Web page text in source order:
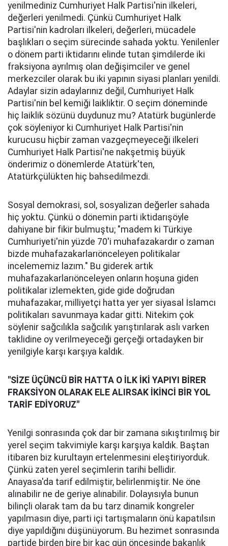
yenilmediniz Cumhuriyet Halk Partisi'nin ilkeleri,
değerleri yenilmedi. Çünkü Cumhuriyet Halk
Partisi'nin kadroları ilkeleri, değerleri, mücadele
başlıkları o seçim sürecinde sahada yoktu. Yenilenler
o dönem parti iktidarını elinde tutan şimdilerde iki
fraksiyona ayrılmış olan değişimciler ve genel
merkezciler olarak bu iki yapının siyasi planları yenildi.
Adaylar sizin adaylarınız değil, Cumhuriyet Halk
Partisi'nin bel kemiği laikliktir. O seçim döneminde
hiç laiklik sözünü duydunuz mu? Atatürk bugünlerde
çok söyleniyor ki Cumhuriyet Halk Partisi'nin
kurucusu hiçbir zaman vazgeçmeyeceği ilkeleri
Cumhuriyet Halk Partisi'ne nakşetmiş büyük
önderimiz o dönemlerde Atatürk'ten,
Atatürkçülükten hiç bahsedilmezdi.
Sosyal demokrasi, sol, sosyalizan değerler sahada
hiç yoktu. Çünkü o dönemin parti iktidarışöyle
dahiyane bir fikir bulmuştu; "madem ki Türkiye
Cumhuriyeti'nin yüzde 70'i muhafazakardır o zaman
bizde muhafazakarlarıönceleyen politikalar
incelememiz lazım." Bu giderek artık
muhafazakarlarıönceleyen onların hoşuna giden
politikalar izlemekten, gide gide doğrudan
muhafazakar, milliyetçi hatta yer yer siyasal İslamcı
politikaları savunmaya kadar gitti. Nitekim çok
söylenir sağcılıkla sağcılık yarıştırılarak aslı varken
taklidine oy verilmeyeceği gerçeği ortadayken bir
yenilgiyle karşı karşıya kaldık.
"SİZE ÜÇÜNCÜ BİR HATTA O İLK İKİ YAPIYI BİRER
FRAKSİYON OLARAK ELE ALIRSAK İKİNCİ BİR YOL
TARİF EDİYORUZ"
Yenilgi sonrasında çok dar bir zamana sıkıştırılmış bir
yerel seçim takvimiyle karşı karşıya kaldık. Baştan
itibaren biz kurultayın ertelenmesini eleştiriyorduk.
Çünkü zaten yerel seçimlerin tarihi bellidir.
Anayasa'da tarif edilmiştir, belirlenmiştir. Ne öne
alınabilir ne de geriye alınabilir. Dolayısıyla bunun
bilinçli olarak tam da bu tarz dinamik kongreler
yapılmasın diye, parti içi tartışmaların önü kapatılsın
diye yapıldığını düşünüyorum. Bu hezimet sonrasında
partide birden bire bir kaç gün öncesinde bakanlık